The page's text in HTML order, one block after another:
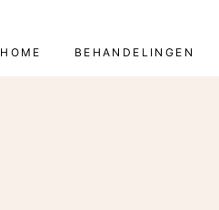
HOME BEHANDELINGEN